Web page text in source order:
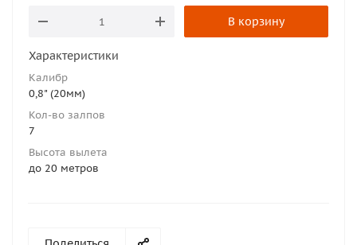
В корзину
Характеристики
Калибр
0,8" (20мм)
Кол-во залпов
7
Высота вылета
до 20 метров